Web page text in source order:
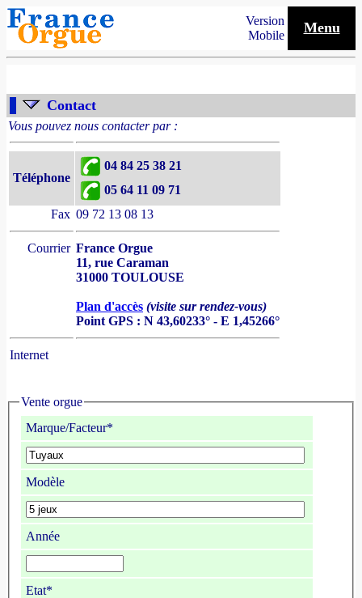
Version
Mobile
Menu
Contact
Vous pouvez nous contacter par :
Téléphone
04 84 25 38 21
05 64 11 09 71
Fax 09 72 13 08 13
Courrier France Orgue
11, rue Caraman
31000 TOULOUSE
Plan d'accès (visite sur rendez-vous)
Point GPS : N 43,60233° - E 1,45266°
Internet
Vente orgue
Marque/Facteur*
Modèle
Année
Etat*